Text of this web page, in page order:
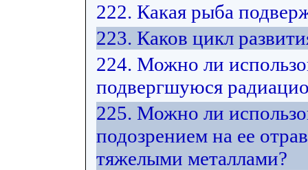
222. Какая рыба
223. Каков цикл
224. Можно ли
подвергшуюся
225. Можно ли
подозрением на ее
тяжелыми металлами?